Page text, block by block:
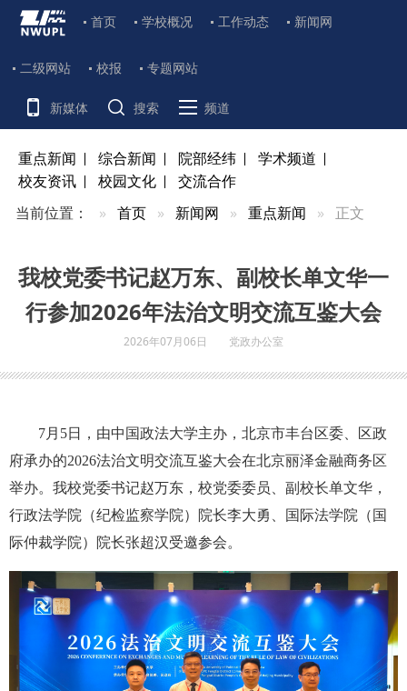
首页 学校概况 工作动态 新闻网
二级网站 校报 专题网站
新媒体 搜索 频道
重点新闻 综合新闻 院部经纬
学术频道
校友资讯
校园文化
交流合作
当前位置：
首页 新闻网 重点新闻 正文
我校党委书记赵万东、副校长单文华一
行参加2026年法治文明交流互鉴大会
2026年07月06日 党政办公室
7月5日，由中国政法大学主办，北京市丰台区委、区政
府承办的2026法治文明交流互鉴大会在北京丽泽金融商务区
举办。我校党委书记赵万东，校党委委员、副校长单文华，
行政法学院（纪检监察学院）院长李大勇、国际法学院（国
际仲裁学院）院长张超汉受邀参会。